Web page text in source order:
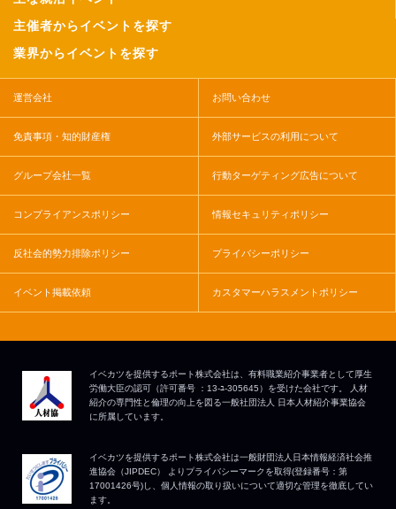
主催者からイベントを探す
業界からイベントを探す
運営会社 お問い合わせ
免責事項・知的財産権 外部サービスの利用について
グループ会社一覧 行動ターゲティング広告について
コンプライアンスポリシー 情報セキュリティポリシー
反社会的勢力排除ポリシー プライバシーポリシー
イベント掲載依頼 カスタマーハラスメントポリシー